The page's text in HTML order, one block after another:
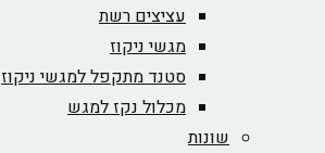
עציצים רשת
מגשי ניקוז
סטנד מתקפל למגשי ניקוז
מכלול נקז למגש
שונות